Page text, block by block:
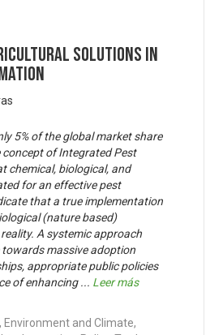
Solutions in
5% of the global market share
of Integrated Pest
chemical, biological, and
for an effective pest
that a true implementation
(nature based)
A systemic approach
massive adoption
appropriate public policies
of enhancing... Leer más
Environment and Climate,